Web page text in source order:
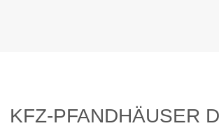
KFZ-PFANDHÄUSER